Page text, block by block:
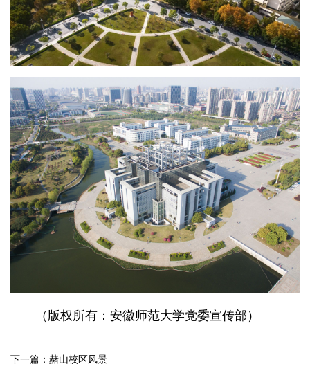
（版权所有：安徽师范大学党委宣传部）
下一篇： 赭山校区风景